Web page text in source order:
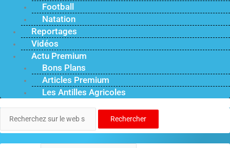
Football
Natation
Reportages
Vidéos
Actu Premium
Bons Plans
Articles Premium
Les Antilles Agricoles
Rechercher